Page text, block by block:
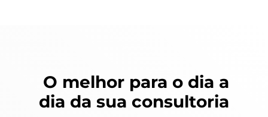
O melhor para o dia a
dia da sua consultoria